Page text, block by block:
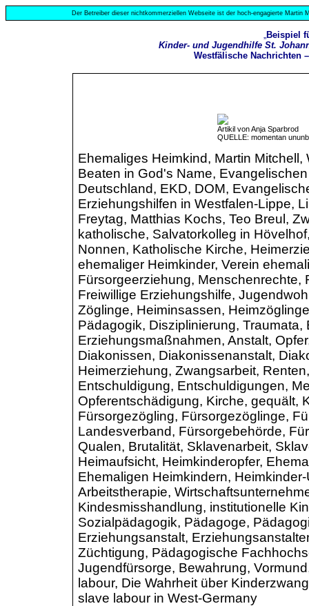
Der Betreiber dieser nichtkommerziellen Webseite ist der hoch-engagierte Martin
„Beispiel
Kinder- und Jugendhilfe St.
Westfälische Nachrichten
Artikil von Anja Sparbrod
QUELLE: momentan
Ehemaliges Heimkind, Martin
Beaten in God's Name,
Deutschland, EKD, DOM,
Erziehungshilfen in Westfalen-Lippe,
Freytag, Matthias Kochs, Teo Breul,
katholische, Salvatorkolleg in
Nonnen, Katholische Kirche,
ehemaliger Heimkinder, Verein
Fürsorgeerziehung,
Freiwillige Erziehungshilfe,
Zöglinge, Heiminsassen,
Pädagogik, Disziplinierung,
Erziehungsmaßnahmen, Anstalt,
Diakonissen, Diakonissenanstalt,
Heimerziehung, Zwangsarbeit,
Entschuldigung, Entschuldigungen,
Opferentschädigung, Kirche, gequält,
Fürsorgezögling, Fürsorgezöglinge,
Landesverband, Fürsorgebehörde,
Qualen, Brutalität, Sklavenarbeit,
Heimaufsicht, Heimkinderopfer,
Ehemaligen Heimkindern,
Arbeitstherapie,
Kindesmisshandlung, institutionelle
Sozialpädagogik, Pädagoge,
Erziehungsanstalt,
Züchtigung, Pädagogische
Jugendfürsorge, Bewahrung,
labour, Die Wahrheit über
slave labour in West-Germany